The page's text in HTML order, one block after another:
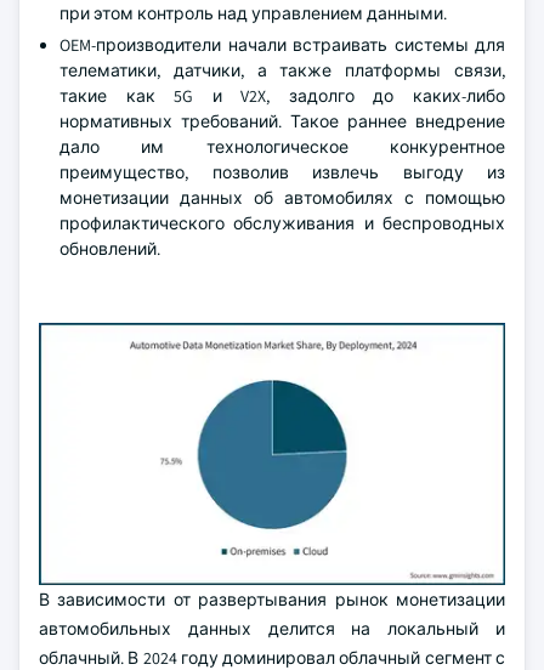
при этом контроль над управлением данными.
OEM-производители начали встраивать системы для
телематики, датчики, а также платформы связи,
такие как 5G и V2X, задолго до каких-либо
нормативных требований. Такое раннее внедрение
дало им технологическое конкурентное
преимущество, позволив извлечь выгоду из
монетизации данных об автомобилях с помощью
профилактического обслуживания и беспроводных
обновлений.
В зависимости от развертывания рынок монетизации
автомобильных данных делится на локальный и
облачный. В 2024 году доминировал облачный сегмент с